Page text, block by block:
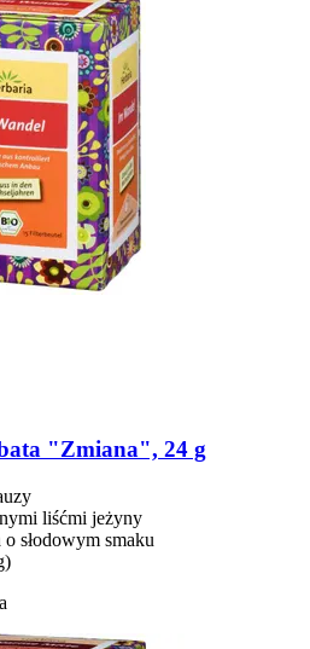
"Zmiana", 24 g
liśćmi jeżyny
słodowym smaku